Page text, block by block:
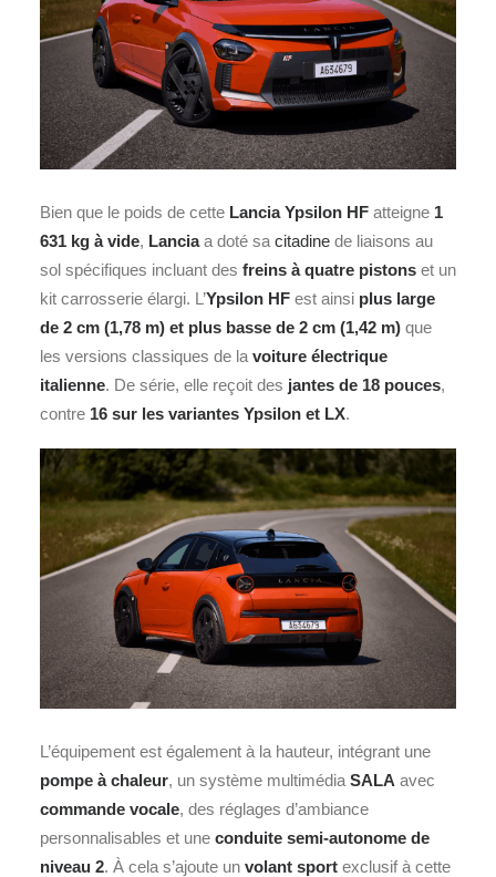
Bien que le poids de cette Lancia Ypsilon HF atteigne 1
631 kg à vide, Lanciaa doté sa citadine de liaisons au
sol spécifiques incluant des freins à quatre pistons et un
kit carrosserie élargi. L’Ypsilon HF est ainsi plus large
de 2 cm (1,78 m) et plus basse de 2 cm (1,42 m) que
les versions classiques de la voiture électrique
italienne. De série, elle reçoit des jantes de 18 pouces,
contre 16 sur les variantes Ypsilon et LX.
L’équipement est également à la hauteur, intégrant une
pompe à chaleur, un système multimédia SALA avec
commande vocale, des réglages d’ambiance
personnalisables et une conduite semi-autonome de
niveau 2. À cela s’ajoute un volant sport exclusif à cette